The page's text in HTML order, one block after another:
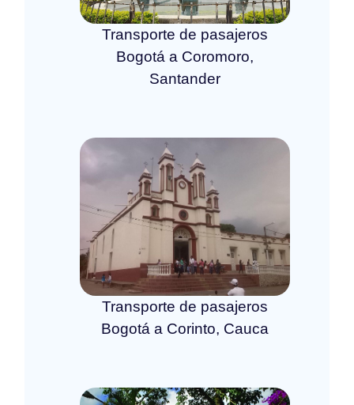
Transporte de pasajeros
Bogotá a Coromoro,
Santander
Transporte de pasajeros
Bogotá a Corinto, Cauca